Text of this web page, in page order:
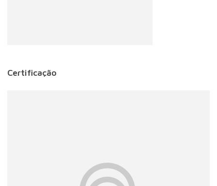
Certificação